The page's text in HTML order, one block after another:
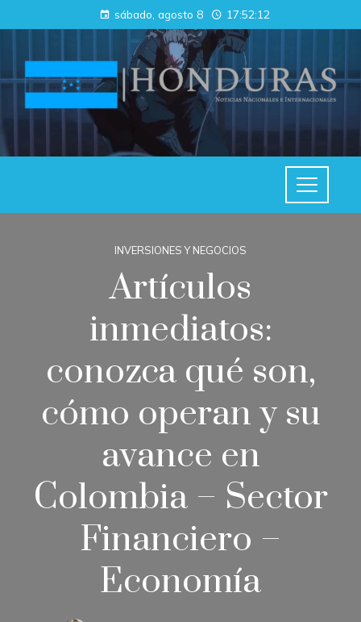
sábado, agosto 8 17:52:13
INVERSIONES Y NEGOCIOS
Artículos
inmediatos:
conozca qué son,
cómo operan y su
avance en
Colombia – Sector
Financiero –
Economía